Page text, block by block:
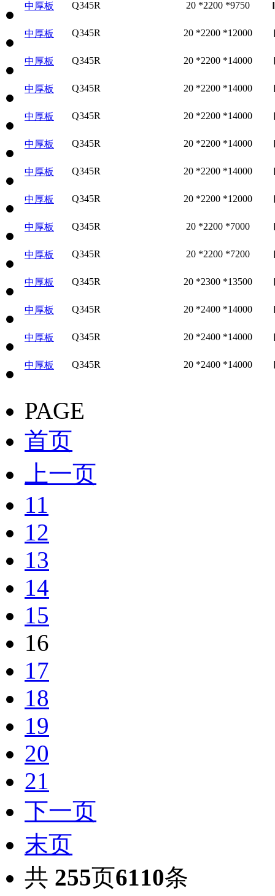
中厚板 Q345R 20 *2200 *9750
中厚板 Q345R 20 *2200 *12000
中厚板 Q345R 20 *2200 *14000
中厚板 Q345R 20 *2200 *14000
中厚板 Q345R 20 *2200 *14000
中厚板 Q345R 20 *2200 *14000
中厚板 Q345R 20 *2200 *14000
中厚板 Q345R 20 *2200 *12000
中厚板 Q345R 20 *2200 *7000
中厚板 Q345R 20 *2200 *7200
中厚板 Q345R 20 *2300 *13500
中厚板 Q345R 20 *2400 *14000
中厚板 Q345R 20 *2400 *14000
中厚板 Q345R 20 *2400 *14000
PAGE
首页
上一页
11
12
13
14
15
16
17
18
19
20
21
下一页
末页
共 255页6110条